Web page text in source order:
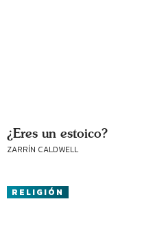
¿Eres un estoico?
ZARRÍN CALDWELL
RELIGIÓN